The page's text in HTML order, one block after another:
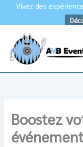
Vivez des
Aller
contenu
Boostez